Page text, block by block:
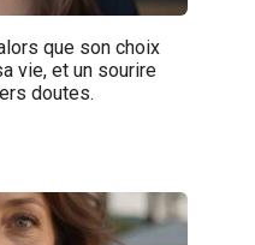
que son choix
vie, et un sourire
doutes.